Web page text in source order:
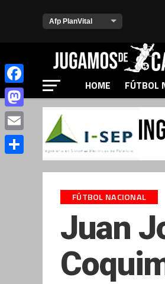
HOME FÚTBOL
FÚTBOL NACIONAL
Juan
Facebook
Mastodon
Email
Compartir